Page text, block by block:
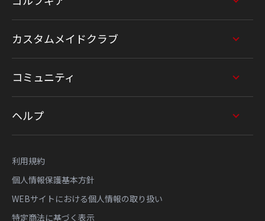
カスタムメイドクラブ
コミュニティ
ヘルプ
利用規約
個人情報保護基本方針
WEBサイトにおける個人情報の取り扱い
特定商法に基づく表示